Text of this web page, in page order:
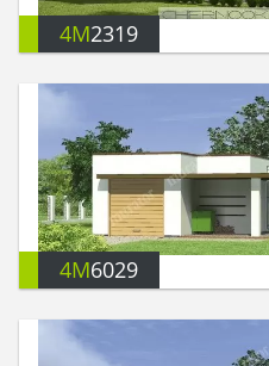
4M2319
4M6029